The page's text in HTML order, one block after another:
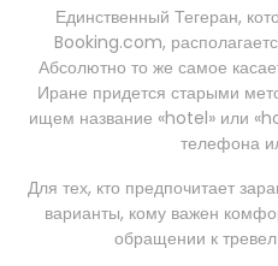
Единственный Тегеран,
Booking.com,
Абсолютно то же самое
Иране придется старыми
ищем название «hotel» или
телефона
Для тех, кто предпочитает
варианты, кому важен
обращении к